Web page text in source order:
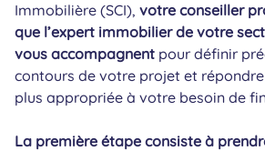
Immobilière (SCI), votre conseiller
que l’expert immobilier de votre
vous accompagnent pour définir
contours de votre projet et
plus appropriée à votre besoin de
La première étape consiste à